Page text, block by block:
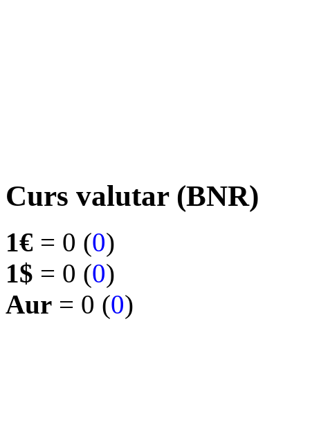
Curs valutar (BNR)
1€ = 0 (0)
1$ = 0 (0)
Aur = 0 (0)